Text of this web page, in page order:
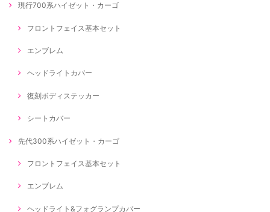
現行700系ハイゼット・カーゴ
フロントフェイス基本セット
エンブレム
ヘッドライトカバー
復刻ボディステッカー
シートカバー
先代300系ハイゼット・カーゴ
フロントフェイス基本セット
エンブレム
ヘッドライト&フォグランプカバー